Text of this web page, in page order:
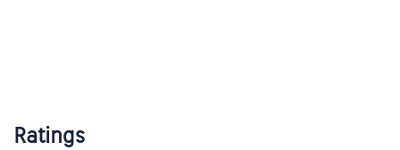
Ratings